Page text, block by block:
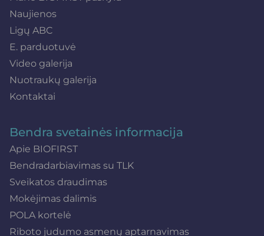
Naujienos
Ligų ABC
E. parduotuvė
Video galerija
Nuotraukų galerija
Kontaktai
Bendra svetainės informacija
Apie BIOFIRST
Bendradarbiavimas su TLK
Sveikatos draudimas
Mokėjimas dalimis
POLA kortelė
Riboto judumo asmenų aptarnavimas